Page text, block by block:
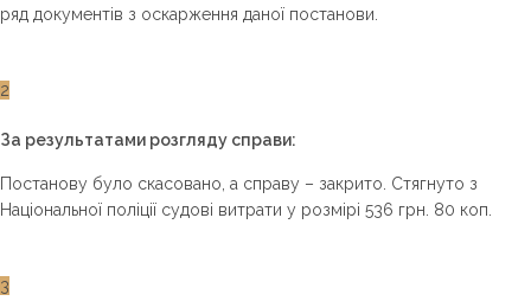
ряд документів з оскарження даної постанови.
2
За результатами розгляду справи:
Постанову було скасовано, а справу – закрито. Стягнуто з
Національної поліції судові витрати у розмірі 536 грн. 80 коп.
3